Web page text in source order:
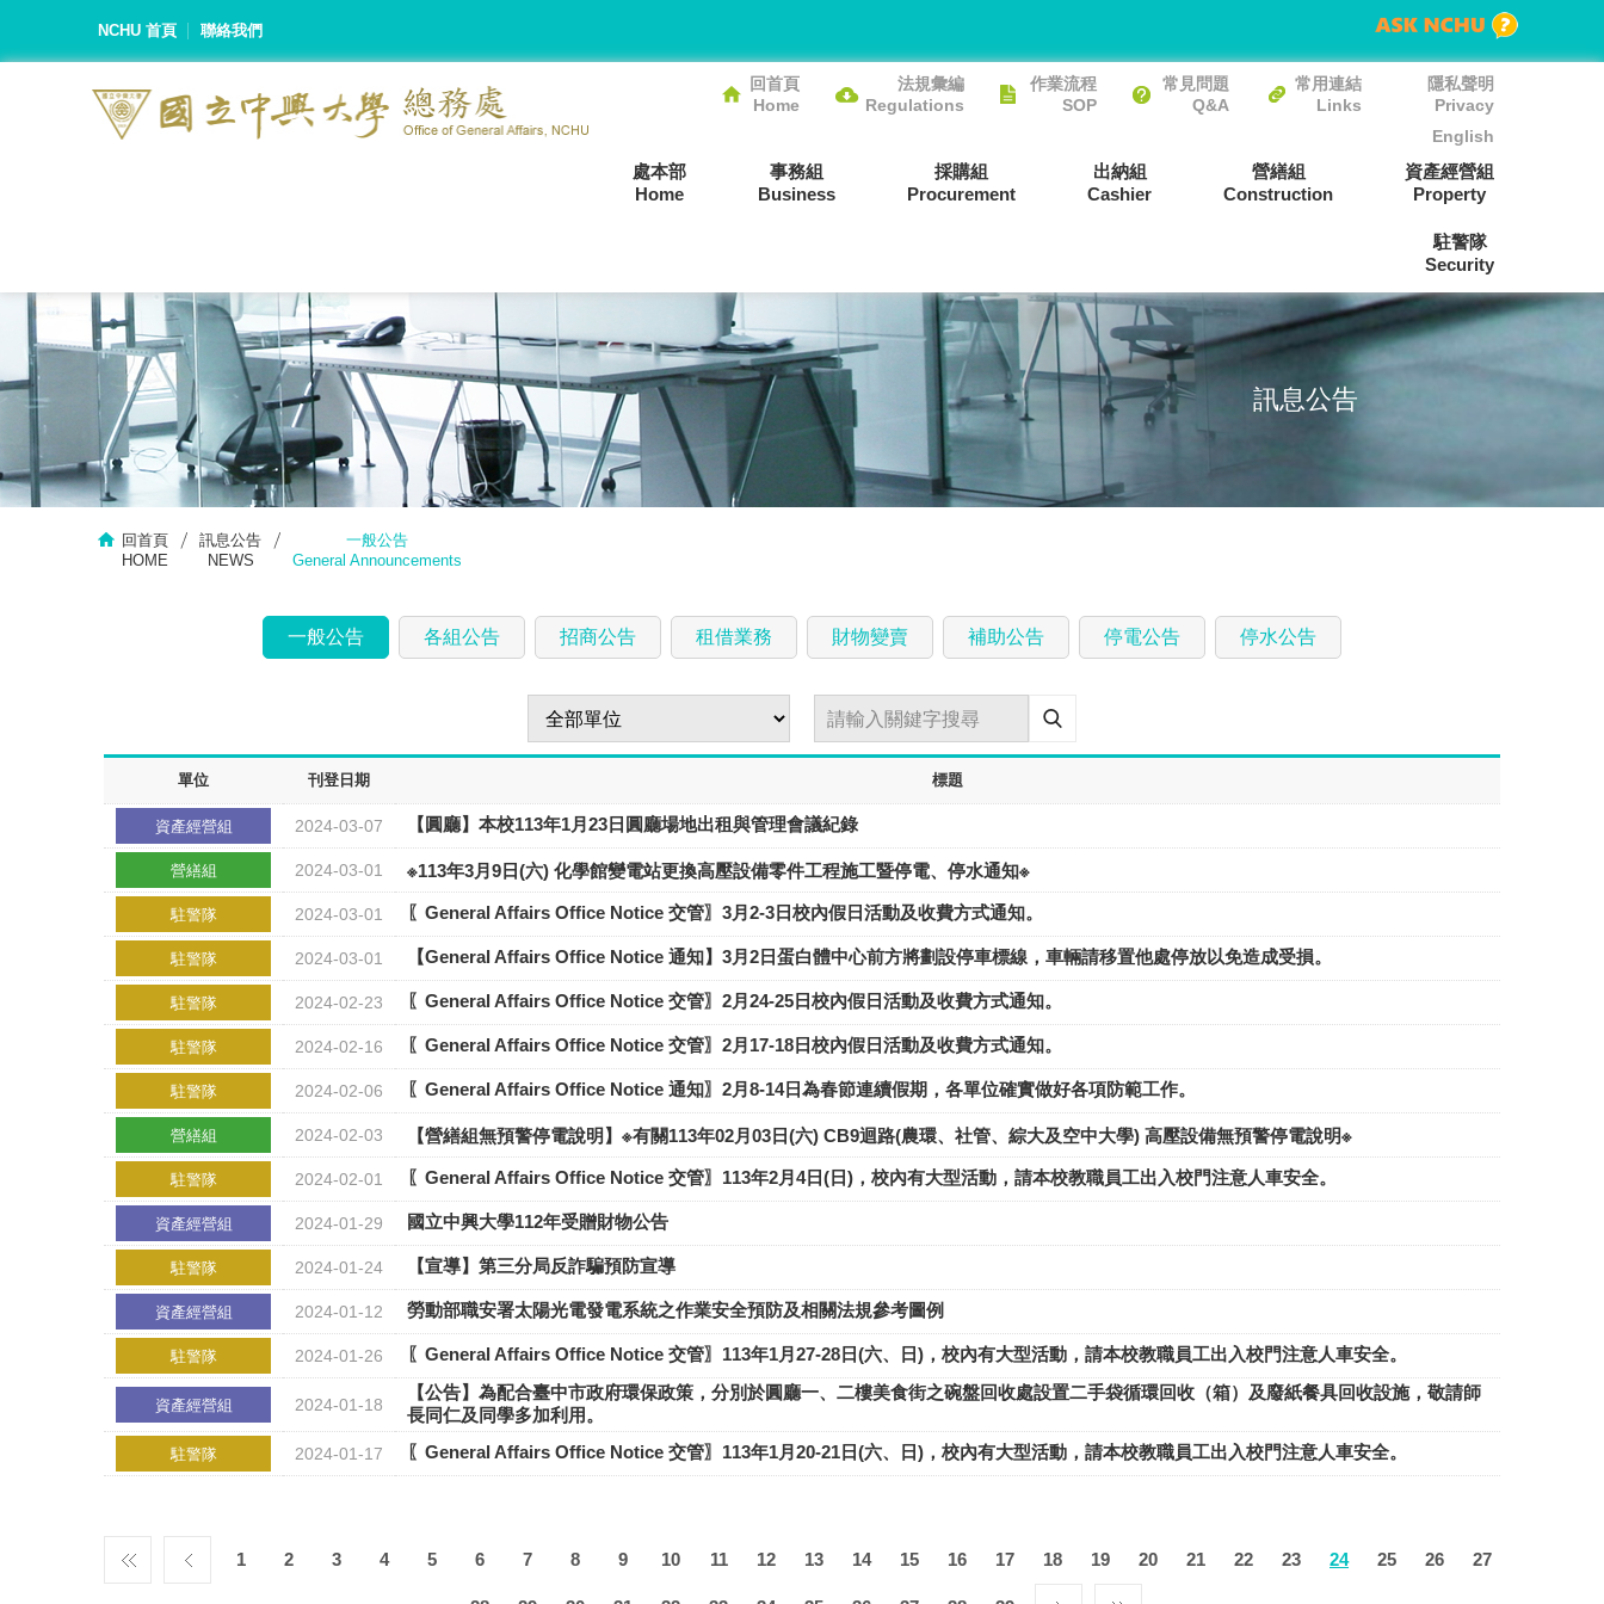
NCHU 首頁 聯絡我們
回首頁
Home
法規彙編
Regulations
作業流程
SOP
常見問題
Q&A
常用連結
Links
隱私聲明
Privacy
English
處本部
Home
事務組
Business
採購組
Procurement
出納組
Cashier
營繕組
Construction
資產經營組
Property
駐警隊
Security
訊息公告
回首頁
HOME
訊息公告
NEWS
一般公告
General Announcements
一般公告 各組公告 招商公告 租借業務 財物變賣 補助公告 停電公告 停水公告
單位 刊登日期 標題
資產經營組 2024-03-07 【圓廳】本校113年1月23日圓廳場地出租與管理會議紀錄
營繕組 2024-03-01 ※113年3月9日(六) 化學館變電站更換高壓設備零件工程施工暨停電、停水通知※
駐警隊 2024-03-01 〖General Affairs Office Notice 交管〗3月2-3日校內假日活動及收費方式通知。
駐警隊 2024-03-01 【General Affairs Office Notice 通知】3月2日蛋白體中心前方將劃設停車標線，車輛請移置他處停放以免造成受損。
駐警隊 2024-02-23 〖General Affairs Office Notice 交管〗2月24-25日校內假日活動及收費方式通知。
駐警隊 2024-02-16 〖General Affairs Office Notice 交管〗2月17-18日校內假日活動及收費方式通知。
駐警隊 2024-02-06 〖General Affairs Office Notice 通知〗2月8-14日為春節連續假期，各單位確實做好各項防範工作。
營繕組 2024-02-03 【營繕組無預警停電說明】※有關113年02月03日(六) CB9迴路(農環、社管、綜大及空中大學) 高壓設備無預警停電說明※
駐警隊 2024-02-01 〖General Affairs Office Notice 交管〗113年2月4日(日)，校內有大型活動，請本校教職員工出入校門注意人車安全。
資產經營組 2024-01-29 國立中興大學112年受贈財物公告
駐警隊 2024-01-24 【宣導】​第三分局反詐騙預防宣導
資產經營組 2024-01-12 ​勞動部職安署太陽光電發電系統之作業安全預防及相關法規參考圖例
駐警隊 2024-01-26 〖General Affairs Office Notice 交管〗113年1月27-28日(六、日)，校內有大型活動，請本校教職員工出入校門注意人車安全。
資產經營組 2024-01-18
【公告】為配合臺中市政府環保政策，分別於圓廳一、二樓美食街之碗盤回收處設置二手袋循環回收（箱）及廢紙餐具回收設施，敬請師
長同仁及同學多加利用。
駐警隊 2024-01-17 〖General Affairs Office Notice 交管〗113年1月20-21日(六、日)，校內有大型活動，請本校教職員工出入校門注意人車安全。
1 2 3 4 5 6 7 8 9 10 11 12 13 14 15 16 17 18 19 20 21 22 23 24 25 26 27